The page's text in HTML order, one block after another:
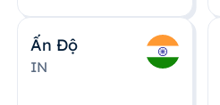
Ấn Độ
IN